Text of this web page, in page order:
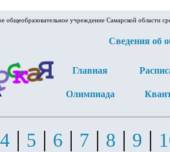
общеобразовательное учреждение Самарской области
Сведения об
Главная
Олимпиада
4 | 5 | 6 | 7 | 8 | 9 |